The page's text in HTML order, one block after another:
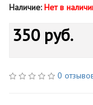
Наличие: Нет в
350 руб.
0